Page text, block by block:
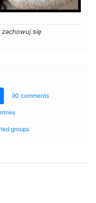
się
90 comments
groups